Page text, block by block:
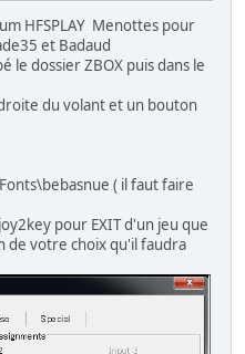
HFSPLAY Menottes pour
et Badaud
le dossier ZBOX puis dans le
du volant et un bouton
( il faut faire
pour EXIT d'un jeu que
de votre choix qu'il faudra